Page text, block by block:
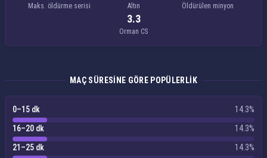
Maks. öldürme serisi Altın Öldürülen minyon
3.3
Orman CS
MAÇ SÜRESINE GÖRE POPÜLERLIK
0–15 dk
14.3%
16–20 dk
14.3%
21–25 dk
14.3%